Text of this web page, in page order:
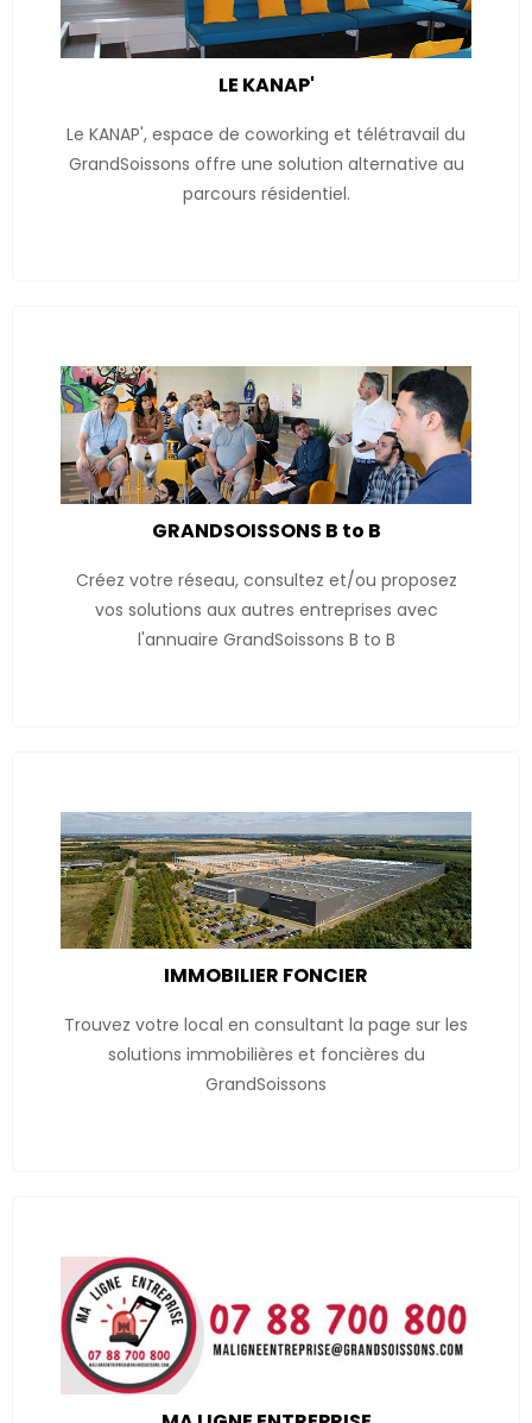
LE KANAP'
Le KANAP', espace de coworking et télétravail du
GrandSoissons offre une solution alternative au
parcours résidentiel.
GRANDSOISSONS B to B
Créez votre réseau, consultez et/ou proposez
vos solutions aux autres entreprises avec
l'annuaire GrandSoissons B to B
IMMOBILIER FONCIER
Trouvez votre local en consultant la page sur les
solutions immobilières et foncières du
GrandSoissons